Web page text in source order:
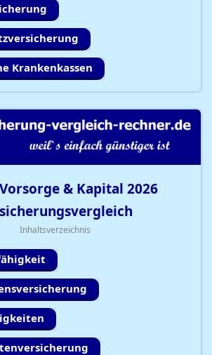
Krankenkassen
& Kapital 2026
Inhaltsverzeichnis